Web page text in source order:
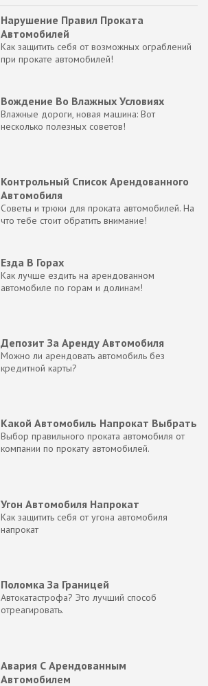
Нарушение Правил Проката
Автомобилей
Как защитить себя от возможных ограблений
при прокате автомобилей!
Вождение Во Влажных Условиях
Влажные дороги, новая машина: Вот
несколько полезных советов!
Контрольный Список Арендованного
Автомобиля
Советы и трюки для проката автомобилей. На
что тебе стоит обратить внимание!
Езда В Горах
Как лучше ездить на арендованном
автомобиле по горам и долинам!
Депозит За Аренду Автомобиля
Можно ли арендовать автомобиль без
кредитной карты?
Какой Автомобиль Напрокат Выбрать
Выбор правильного проката автомобиля от
компании по прокату автомобилей.
Угон Автомобиля Напрокат
Как защитить себя от угона автомобиля
напрокат
Поломка За Границей
Автокатастрофа? Это лучший способ
отреагировать.
Авария С Арендованным
Автомобилем